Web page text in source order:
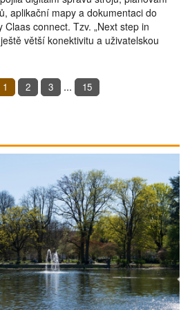
aplikační mapy a dokumentaci do
connect. Tzv. „Next step in
větší konektivitu a uživatelskou
1 2 3 ... 15